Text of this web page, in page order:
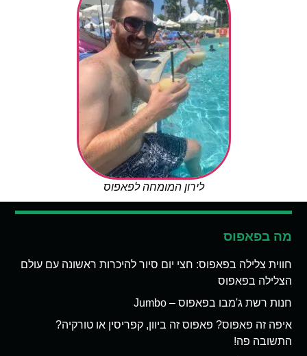
לירון המומחה לפאפוס
מה בפאפוס
חווית צלילה בפאפוס: חצי יום סיור להיכרות ראשונה עם עולם
הצלילה בפאפוס
חנות רשת ג'מבו בפאפוס – Jumbo
איפה זה פאפוס? פאפוס זה ביוון, קפריסין או טורקיה?
התשובה פה!